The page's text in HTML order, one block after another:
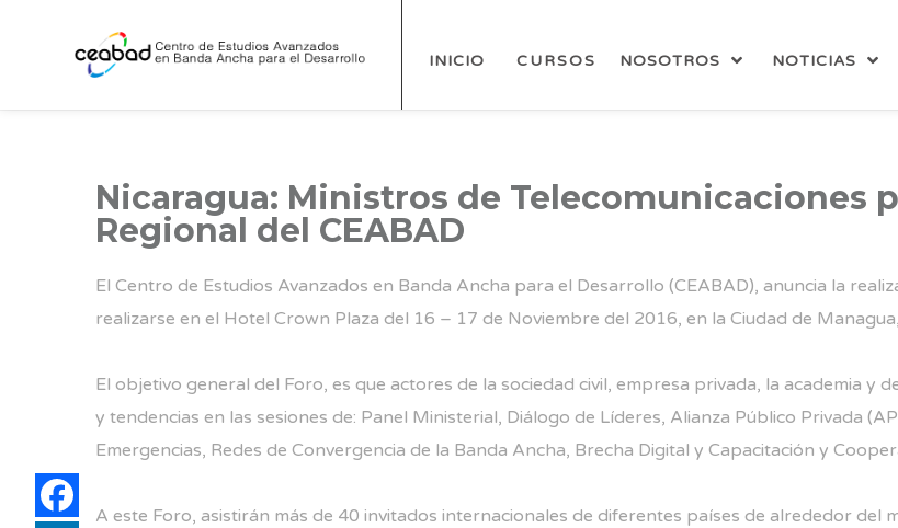
INICIO CURSOS NOSOTROS NOTICIAS
Nicaragua: Ministros de Telecomunicaciones
Regional del CEABAD
El Centro de Estudios Avanzados en Banda Ancha para el Desarrollo (CEABAD), anuncia la
realizarse en el Hotel Crown Plaza del 16 – 17 de Noviembre del 2016, en la Ciudad de
El objetivo general del Foro, es que actores de la sociedad civil, empresa privada, la academia
y tendencias en las sesiones de: Panel Ministerial, Diálogo de Líderes, Alianza Público Privada
Emergencias, Redes de Convergencia de la Banda Ancha, Brecha Digital y Capacitación y
A este Foro, asistirán más de 40 invitados internacionales de diferentes países de alrededor del